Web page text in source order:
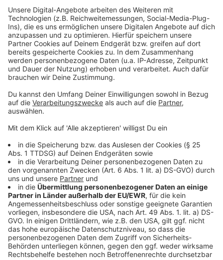
In Kommern wachsen die Bäche bereits bedrohlich an
Anzeige
©Radio Euskirchen
+++10:30 Uhr+++
Aktuell gibt es einen größeren Einsatz in Kommern. Im
Mühlenparksee läuft durch den Regen im Moment
mehr Wasser zu, als abfließen kann, sagt die
Feuerwehr. Deswegen fördern die Einsatzkräfte
aktuell mit einer speziellen Pumpe Wasser auf
umliegende Gewässer um. Das sei erstmal nur eine
Vorsichtsmaßnahme. Aktuell sei das
Einsatzaufkommen noch nicht so groß, heißt es aus
der Kreisleitstelle. Man blicke aber angespannt auf die
kommenden Stunden.